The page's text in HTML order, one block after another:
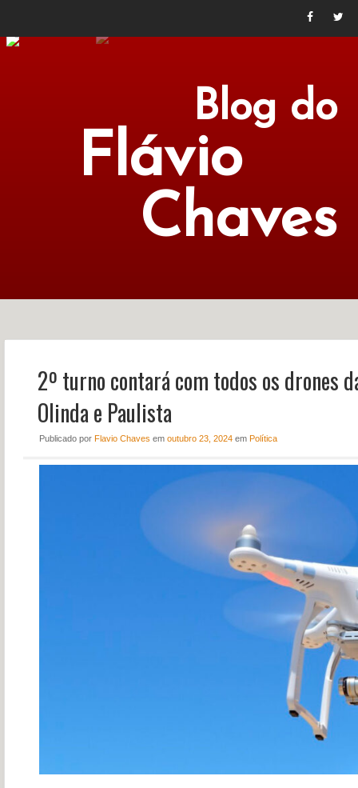
Blog do
Flávio
Chaves
NOTÍCIAS PERFIL
2º turno contará com todos os drones
Olinda e Paulista
Publicado por Flavio Chaves em outubro 23, 2024em Política